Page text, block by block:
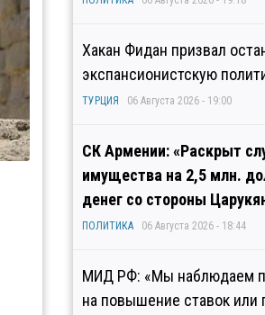
Хакан Фидан призвал
экспансионистскую
ТУРЦИЯ 06 Августа 2026 - 19:00
СК Армении: «Раскрыт
имущества на 2,5 млн.
денег со стороны
ПОЛИТИКА 06 Августа 2026 - 18:44
МИД РФ: «Мы наблюдаем
на повышение ставок или